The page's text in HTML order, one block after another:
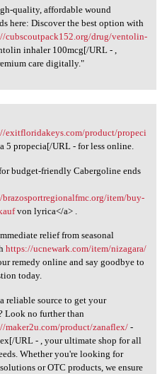
quality, affordable wound
here: Discover the best option with
cubscoutpack152.org/drug/ventolin-
inhaler 100mcg[/URL - ,
care digitally."
exitfloridakeys.com/product/propeci
5 propecia[/URL - for less online.
budget-friendly Cabergoline ends
item/buy-
von lyrica</a> .
relief from seasonal
https://ucnewark.com/item/nizagara/
remedy online and say goodbye to
today.
reliable source to get your
Look no further than
maker2u.com/product/zanaflex/-
URL - , your ultimate shop for all
Whether you're looking for
or OTC products, we ensure